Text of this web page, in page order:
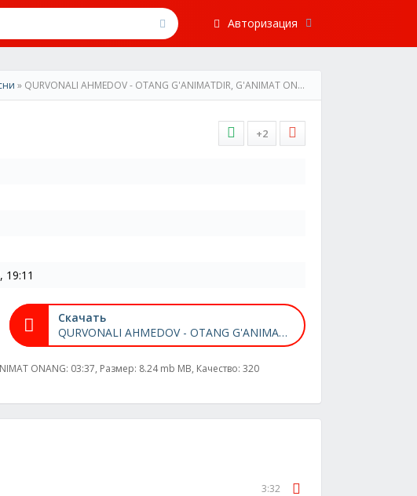
Авторизация
» QURVONALI AHMEDOV - OTANG G'ANIMATDIR, G'ANIMAT ONANG
+2
19:11
Скачать
QURVONALI AHMEDOV - OTANG G'ANIMATDIR, G'ANIMAT ONANG
ONANG: 03:37, Размер: 8.24 mb MB, Качество: 320
3:32